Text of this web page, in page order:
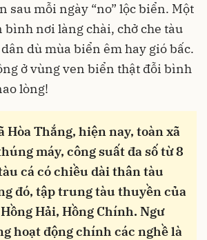
sau mỗi ngày “no” lộc biển. Một
nơi làng chài, chở che tàu
dù mùa biển êm hay gió bấc.
ở vùng ven biển thật đỗi bình
lòng!
Hòa Thắng, hiện nay, toàn xã
máy, công suất đa số từ 8
cá có chiều dài thân tàu
đó, tập trung tàu thuyền của
Hải, Hồng Chính. Ngư
hoạt động chính các nghề là